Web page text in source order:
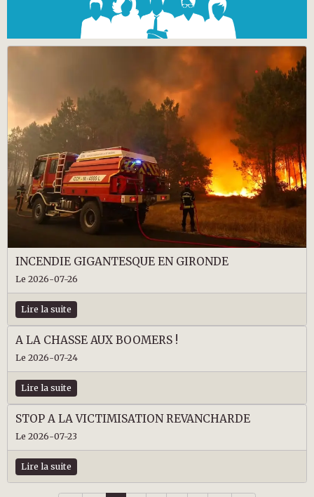
INCENDIE GIGANTESQUE EN GIRONDE
Le 2026-07-26
Lire la suite
A LA CHASSE AUX BOOMERS !
Le 2026-07-24
Lire la suite
STOP A LA VICTIMISATION REVANCHARDE
Le 2026-07-23
Lire la suite